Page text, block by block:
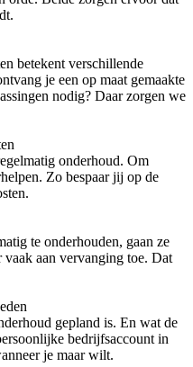
betekent verschillende
je een op maat gemaakte
nodig? Daar zorgen we
onderhoud. Om
Zo bespaar jij op de
te onderhouden, gaan ze
aan vervanging toe. Dat
gepland is. En wat de
bedrijfsaccount in
je maar wilt.